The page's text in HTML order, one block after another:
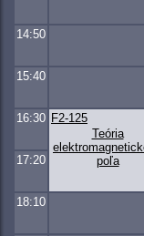
14:50
15:40
16:30
Teória
poľa
F2-125
17:20
18:10